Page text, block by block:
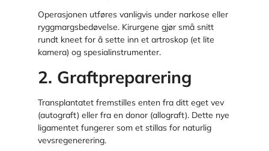
Operasjonen utføres vanligvis under narkose eller
ryggmargsbedøvelse. Kirurgene gjør små snitt
rundt kneet for å sette inn et artroskop (et lite
kamera) og spesialinstrumenter.
2. Graftpreparering
Transplantatet fremstilles enten fra ditt eget vev
(autograft) eller fra en donor (allograft). Dette nye
ligamentet fungerer som et stillas for naturlig
vevsregenerering.